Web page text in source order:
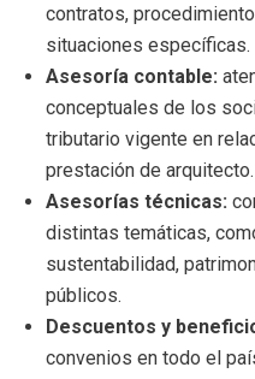
contratos,
situaciones específicas.
Asesoría contable:
conceptuales de los
tributario vigente en
prestación de arquitecto.
Asesorías técnicas:
distintas temáticas,
sustentabilidad,
públicos.
Descuentos y
convenios en todo el